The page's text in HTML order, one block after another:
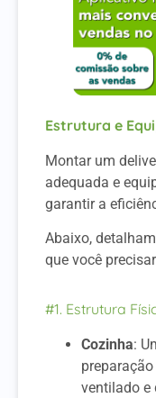
Estrutura e
Montar um
adequada e
garantir a
Abaixo,
que você
#1. Estrutura
Cozinha:
ventilado e